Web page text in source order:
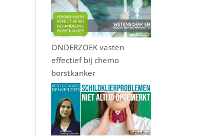
ONDERZOEK vasten
effectief bij chemo
borstkanker